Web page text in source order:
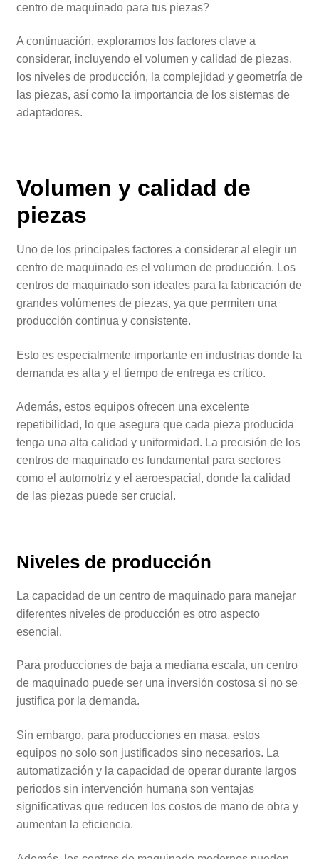
centro de maquinado para tus piezas?
A continuación, exploramos los factores clave a
considerar, incluyendo el volumen y calidad de piezas,
los niveles de producción, la complejidad y geometría de
las piezas, así como la importancia de los sistemas de
adaptadores.
Volumen y calidad de
piezas
Uno de los principales factores a considerar al elegir un
centro de maquinado es el volumen de producción. Los
centros de maquinado son ideales para la fabricación de
grandes volúmenes de piezas, ya que permiten una
producción continua y consistente.
Esto es especialmente importante en industrias donde la
demanda es alta y el tiempo de entrega es crítico.
Además, estos equipos ofrecen una excelente
repetibilidad, lo que asegura que cada pieza producida
tenga una alta calidad y uniformidad. La precisión de los
centros de maquinado es fundamental para sectores
como el automotriz y el aeroespacial, donde la calidad
de las piezas puede ser crucial.
Niveles de producción
La capacidad de un centro de maquinado para manejar
diferentes niveles de producción es otro aspecto
esencial.
Para producciones de baja a mediana escala, un centro
de maquinado puede ser una inversión costosa si no se
justifica por la demanda.
Sin embargo, para producciones en masa, estos
equipos no solo son justificados sino necesarios. La
automatización y la capacidad de operar durante largos
periodos sin intervención humana son ventajas
significativas que reducen los costos de mano de obra y
aumentan la eficiencia.